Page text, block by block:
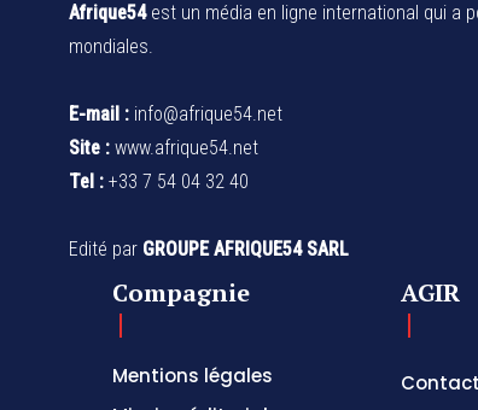
Afrique54est un média en ligne international qui a
mondiales.
E-mail : info@afrique54.net
Site : www.afrique54.net
Tel : +33 7 54 04 32 40
Edité par GROUPE AFRIQUE54 SARL
Compagnie
Mentions légales
AGIR